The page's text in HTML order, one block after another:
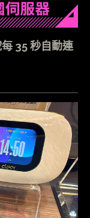
35 秒自動連